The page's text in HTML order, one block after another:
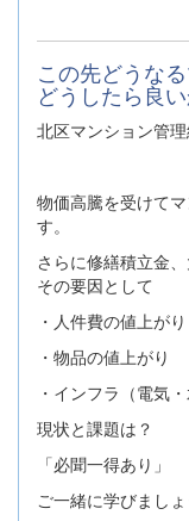
この先どうな
どうしたら良い
北区マンション管
物価高騰を受けて
す。
さらに修繕積立金
その要因として
・人件費の値上がり
・物品の値上がり
・インフラ（電気
現状と課題は？
「必聞一得あり」
ご一緒に学びましょ